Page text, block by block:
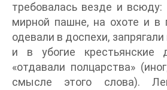
требовалась везде и
мирной пашне, на охоте и в
одевали в доспехи,
и в убогие крестьянские
«отдавали полцарства»
смысле этого слова).